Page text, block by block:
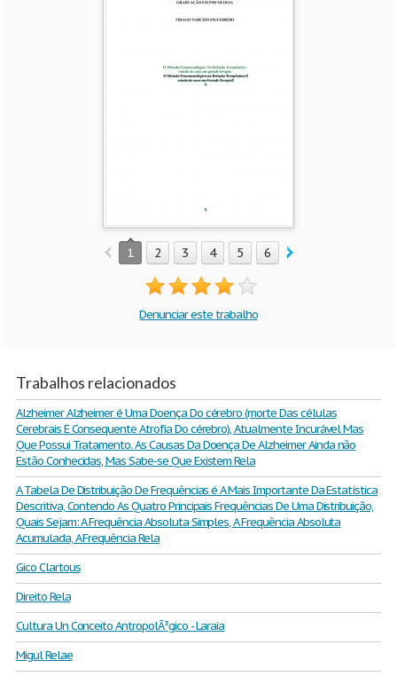
1 2 3 4 5 6 7
Denunciar este trabalho
Trabalhos relacionados
Alzheimer Alzheimer é Uma Doença Do cérebro (morte Das células
Cerebrais E Consequente Atrofia Do cérebro), Atualmente Incurável Mas
Que Possui Tratamento. As Causas Da Doença De Alzheimer Ainda não
Estão Conhecidas, Mas Sabe-se Que Existem Rela
A Tabela De Distribuição De Frequências é A Mais Importante Da Estatística
Descritiva, Contendo As Quatro Principais Frequências De Uma Distribuição,
Quais Sejam: A Frequência Absoluta Simples, A Frequência Absoluta
Acumulada, A Frequência Rela
Gico Clartous
Direito Rela
Cultura Un Conceito AntropolÃ³gico - Laraia
Migul Relae